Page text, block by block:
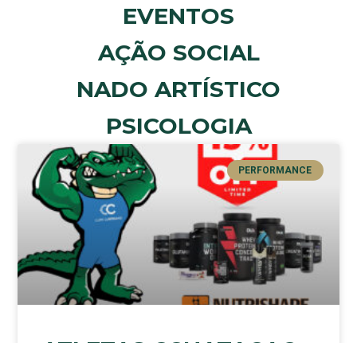
EVENTOS
AÇÃO SOCIAL
NADO ARTÍSTICO
PSICOLOGIA
PERFORMANCE